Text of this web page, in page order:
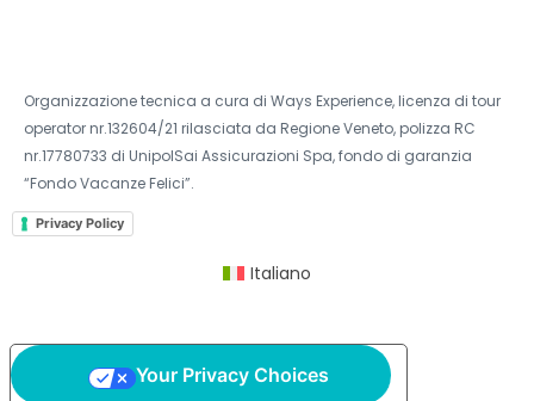
Organizzazione tecnica a cura di Ways Experience, licenza di tour
operator nr.132604/21 rilasciata da Regione Veneto, polizza RC
nr.17780733 di UnipolSai Assicurazioni Spa, fondo di garanzia
“Fondo Vacanze Felici”.
Privacy Policy
Italiano
Your Privacy Choices